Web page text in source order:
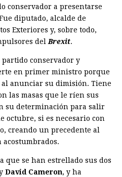
conservador a presentarse
diputado, alcalde de
Exteriores y, sobre todo,
del Brexit.
conservador y
en primer ministro porque
al anunciar su dimisión. Tiene
las masas que le ríen sus
su determinación para salir
octubre, si es necesario con
creando un precedente al
que se han estrellado sus dos
David Cameron, y ha